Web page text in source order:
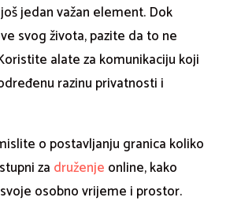
jedan važan element. Dok
svog života, pazite da to ne
alate za komunikaciju koji
razinu privatnosti i
o postavljanju granica koliko
za druženje online, kako
osobno vrijeme i prostor.